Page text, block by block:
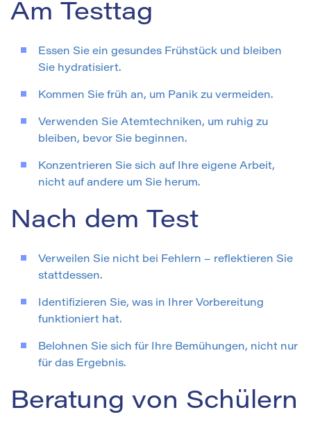
Am Testtag
Essen Sie ein gesundes Frühstück und bleiben
Sie hydratisiert.
Kommen Sie früh an, um Panik zu vermeiden.
Verwenden Sie Atemtechniken, um ruhig zu
bleiben, bevor Sie beginnen.
Konzentrieren Sie sich auf Ihre eigene Arbeit,
nicht auf andere um Sie herum.
Nach dem Test
Verweilen Sie nicht bei Fehlern – reflektieren Sie
stattdessen.
Identifizieren Sie, was in Ihrer Vorbereitung
funktioniert hat.
Belohnen Sie sich für Ihre Bemühungen, nicht nur
für das Ergebnis.
Beratung von Schülern